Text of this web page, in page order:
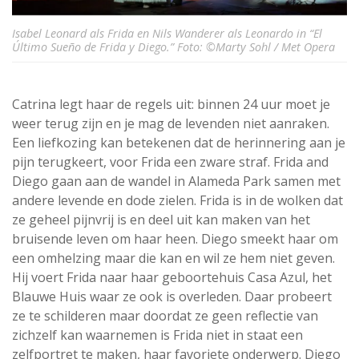
Isabel Leonard als Frida en Nils Wanderer als Leonardo in “El
Último Sueño de Frida y Diego.” Foto: ©Marty Sohl / Met Opera
Catrina legt haar de regels uit: binnen 24 uur moet je
weer terug zijn en je mag de levenden niet aanraken.
Een liefkozing kan betekenen dat de herinnering aan je
pijn terugkeert, voor Frida een zware straf. Frida and
Diego gaan aan de wandel in Alameda Park samen met
andere levende en dode zielen. Frida is in de wolken dat
ze geheel pijnvrij is en deel uit kan maken van het
bruisende leven om haar heen. Diego smeekt haar om
een omhelzing maar die kan en wil ze hem niet geven.
Hij voert Frida naar haar geboortehuis Casa Azul, het
Blauwe Huis waar ze ook is overleden. Daar probeert
ze te schilderen maar doordat ze geen reflectie van
zichzelf kan waarnemen is Frida niet in staat een
zelfportret te maken, haar favoriete onderwerp. Diego